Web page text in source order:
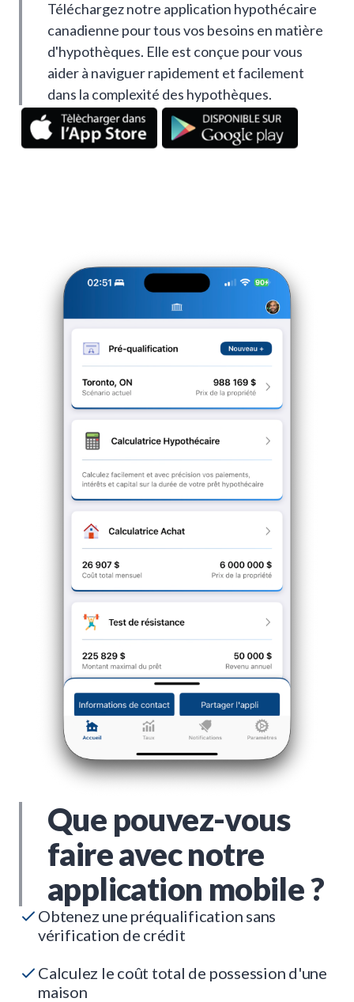
Téléchargez notre application hypothécaire
canadienne pour tous vos besoins en matière
d'hypothèques. Elle est conçue pour vous
aider à naviguer rapidement et facilement
dans la complexité des hypothèques.
Que pouvez-vous
faire avec notre
application mobile ?
Obtenez une préqualification sans
vérification de crédit
Calculez le coût total de possession d'une
maison